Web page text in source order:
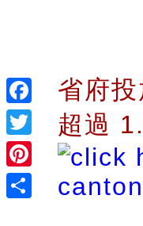
Facebook
Twitter
Pinterest
省府
超過